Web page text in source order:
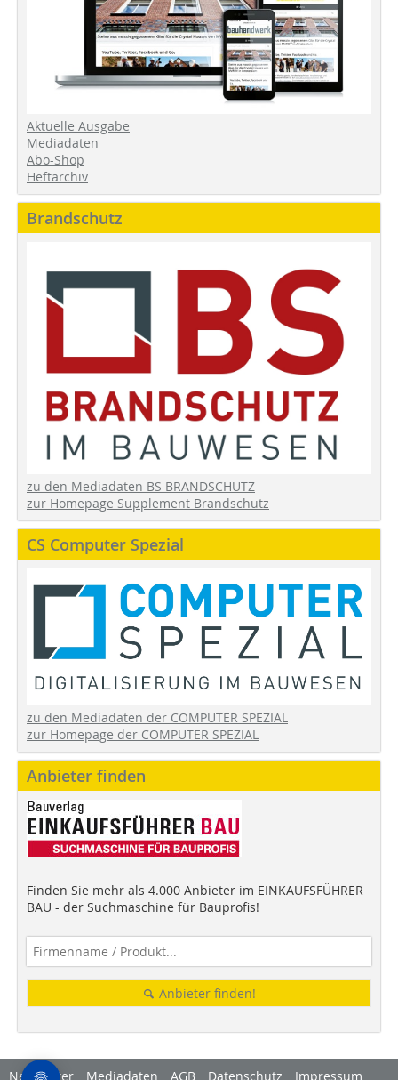
Aktuelle Ausgabe
Mediadaten
Abo-Shop
Heftarchiv
Brandschutz
zu den Mediadaten BS BRANDSCHUTZ
zur Homepage Supplement Brandschutz
CS Computer Spezial
zu den Mediadaten der COMPUTER SPEZIAL
zur Homepage der COMPUTER SPEZIAL
Anbieter finden
Finden Sie mehr als 4.000 Anbieter im EINKAUFSFÜHRER
BAU - der Suchmaschine für Bauprofis!
Anbieter finden!
Newsletter Mediadaten AGB Datenschutz Impressum